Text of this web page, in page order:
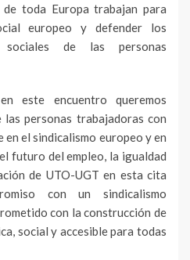
de toda Europa trabajan para
europeo y defender los
de las personas
este encuentro queremos
personas trabajadoras con
el sindicalismo europeo y en
futuro del empleo, la igualdad
de UTO-UGT en esta cita
con un sindicalismo
con la construcción de
social y accesible para todas